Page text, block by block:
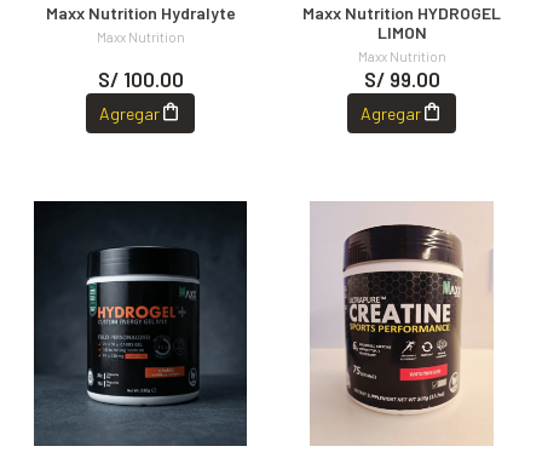
Maxx Nutrition Hydralyte
Maxx Nutrition
S/ 100.00
Agregar
Maxx Nutrition HYDROGEL
LIMON
Maxx Nutrition
S/ 99.00
Agregar